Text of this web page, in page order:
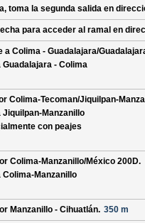
toma la segunda salida en
para acceder al ramal en
a Colima - Guadalajara/
- Colima
Colima-Tecoman/Jiquilpan-
Jiquilpan-Manzanillo
con peajes
Colima-Manzanillo/México 200D.
Manzanillo
Manzanillo - Cihuatlán. 350 m